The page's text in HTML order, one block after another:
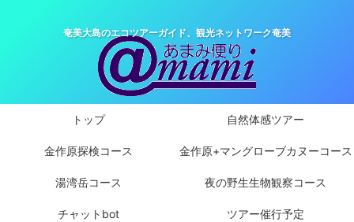
奄美大島のエコツアーガイド、観光ネットワーク奄美
トップ 自然体感ツアー
金作原探検コース 金作原+マングローブカヌーコース
湯湾岳コース 夜の野生生物観察コース
チャットbot ツアー催行予定